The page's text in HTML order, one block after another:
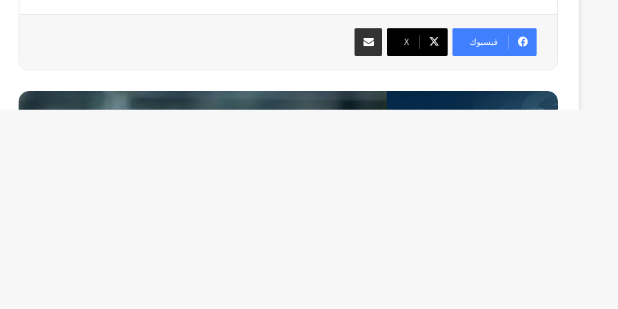
فيسبوك ‫X
مشاركة عبر البريد